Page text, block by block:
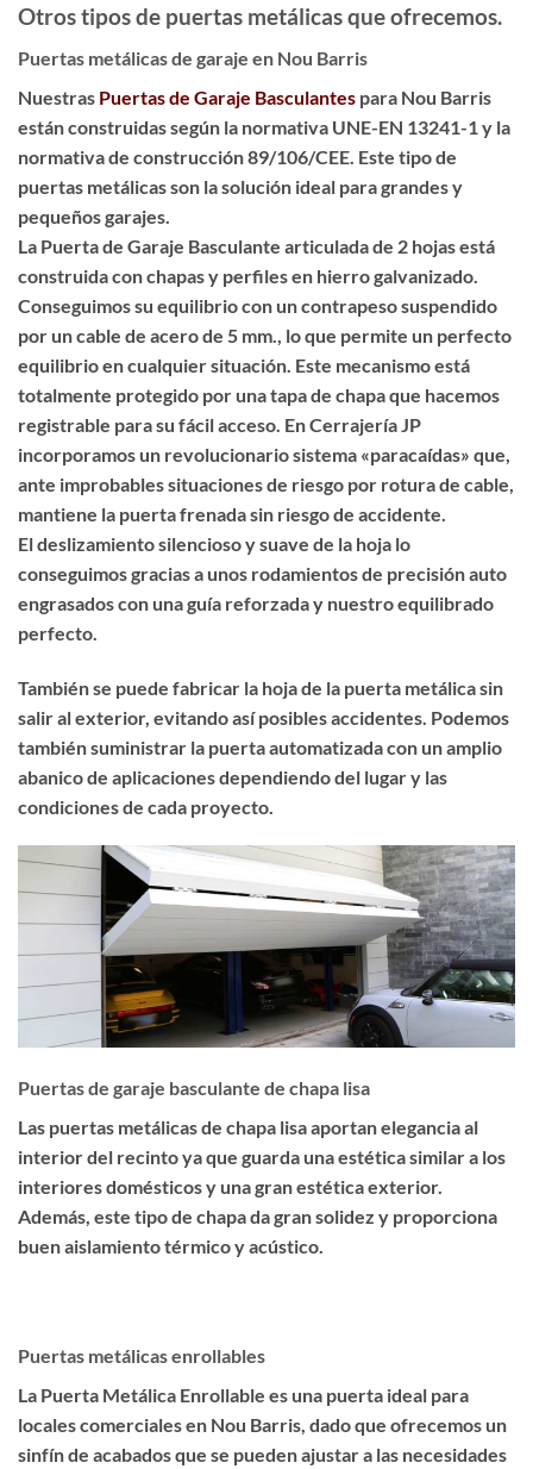
Otros tipos de puertas metálicas que ofrecemos.
Puertas metálicas de garaje en Nou Barris
Nuestras Puertas de Garaje Basculantes para Nou Barris
están construidas según la normativa UNE-EN 13241-1 y la
normativa de construcción 89/106/CEE. Este tipo de
puertas metálicas son la solución ideal para grandes y
pequeños garajes.
La Puerta de Garaje Basculante articulada de 2 hojas está
construida con chapas y perfiles en hierro galvanizado.
Conseguimos su equilibrio con un contrapeso suspendido
por un cable de acero de 5 mm., lo que permite un perfecto
equilibrio en cualquier situación. Este mecanismo está
totalmente protegido por una tapa de chapa que hacemos
registrable para su fácil acceso. En Cerrajería JP
incorporamos un revolucionario sistema «paracaídas» que,
ante improbables situaciones de riesgo por rotura de cable,
mantiene la puerta frenada sin riesgo de accidente.
El deslizamiento silencioso y suave de la hoja lo
conseguimos gracias a unos rodamientos de precisión auto
engrasados con una guía reforzada y nuestro equilibrado
perfecto.
También se puede fabricar la hoja de la puerta metálica sin
salir al exterior, evitando así posibles accidentes. Podemos
también suministrar la puerta automatizada con un amplio
abanico de aplicaciones dependiendo del lugar y las
condiciones de cada proyecto.
Puertas de garaje basculante de chapa lisa
Las puertas metálicas de chapa lisa aportan elegancia al
interior del recinto ya que guarda una estética similar a los
interiores domésticos y una gran estética exterior.
Además, este tipo de chapa da gran solidez y proporciona
buen aislamiento térmico y acústico.
Puertas metálicas enrollables
La Puerta Metálica Enrollable es una puerta ideal para
locales comerciales en Nou Barris, dado que ofrecemos un
sinfín de acabados que se pueden ajustar a las necesidades